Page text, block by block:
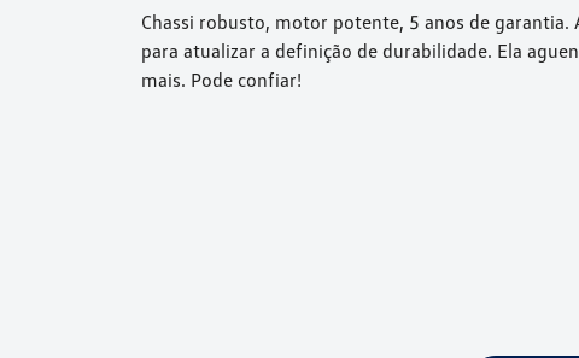
Chassi robusto, motor potente, 5 anos de garantia.
para atualizar a definição de durabilidade. Ela
mais. Pode confiar!